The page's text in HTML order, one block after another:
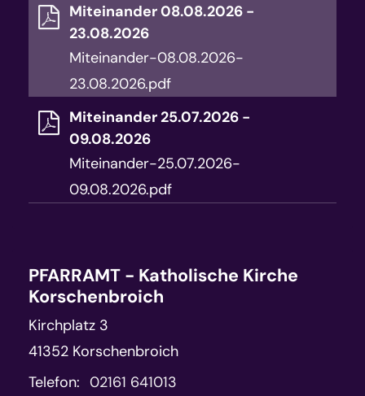
Miteinander 08.08.2026 -
23.08.2026
Miteinander-08.08.2026-
23.08.2026.pdf
Miteinander 25.07.2026 -
09.08.2026
Miteinander-25.07.2026-
09.08.2026.pdf
PFARRAMT - Katholische Kirche
Korschenbroich
Kirchplatz 3
41352 Korschenbroich
Telefon: 02161 641013